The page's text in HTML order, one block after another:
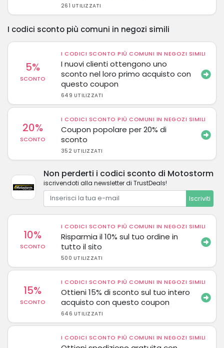
261 UTILIZZATI
I codici sconto più comuni in negozi simili
5%
SCONTO
I CODICI SCONTO PIÙ COMUNI IN NEGOZI SIMILI
I nuovi clienti ottengono uno
sconto nel loro primo acquisto con
questo coupon
649 UTILIZZATI
20%
SCONTO
I CODICI SCONTO PIÙ COMUNI IN NEGOZI SIMILI
Coupon popolare per 20% di
sconto
352 UTILIZZATI
Non perderti i codici sconto di Motostorm
iscrivendoti alla newsletter di TrustDeals!
Iscriviti
10%
SCONTO
I CODICI SCONTO PIÙ COMUNI IN NEGOZI SIMILI
Risparmia il 10% sul tuo ordine in
tutto il sito
500 UTILIZZATI
15%
SCONTO
I CODICI SCONTO PIÙ COMUNI IN NEGOZI SIMILI
Ottieni 15% di sconto sul tuo intero
acquisto con questo coupon
646 UTILIZZATI
I CODICI SCONTO PIÙ COMUNI IN NEGOZI SIMILI